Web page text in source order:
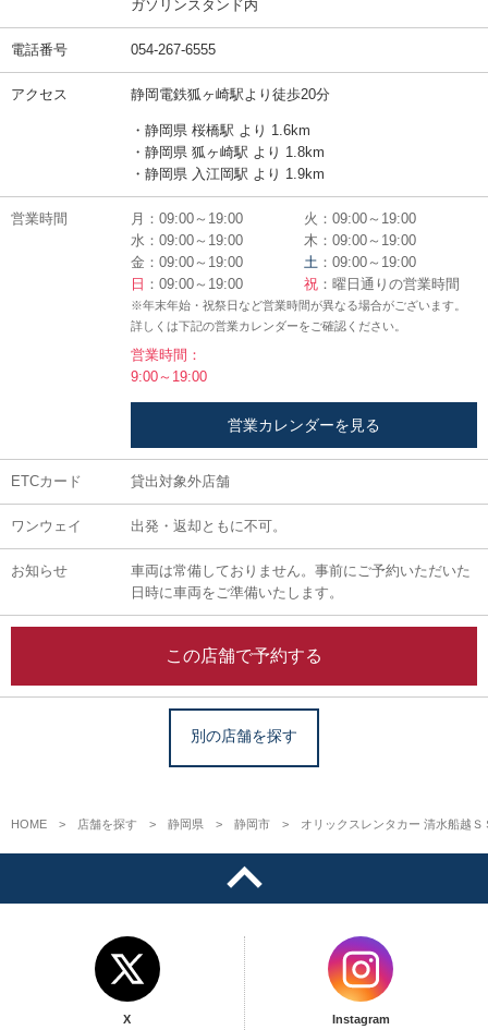
ガソリンスタンド内
電話番号 054-267-6555
アクセス 静岡電鉄狐ヶ崎駅より徒歩20分
・静岡県 桜橋駅 より 1.6km
・静岡県 狐ヶ崎駅 より 1.8km
・静岡県 入江岡駅 より 1.9km
営業時間 月：09:00～19:00
火：09:00～19:00
水：09:00～19:00
木：09:00～19:00
金：09:00～19:00
土 ：09:00～19:00
日 ：09:00～19:00 祝 ：曜日通りの営業時間
※年末年始・祝祭日など営業時間が異なる場合がございます。
詳しくは下記の営業カレンダーをご確認ください。
営業時間：
9:00～19:00
営業カレンダーを見る
ETCカード 貸出対象外店舗
ワンウェイ 出発・返却ともに不可。
お知らせ
車両は常備しておりません。事前にご予約いただいた
日時に車両をご準備いたします。
この店舗で予約する
別の店舗を探す
HOME 店舗を探す 静岡県 静岡市 オリックスレンタカー 清水船越Ｓ
X
Instagram